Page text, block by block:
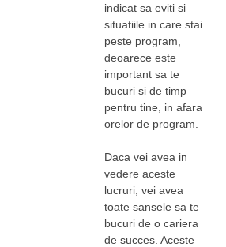
indicat sa eviti si
situatiile in care stai
peste program,
deoarece este
important sa te
bucuri si de timp
pentru tine, in afara
orelor de program.
Daca vei avea in
vedere aceste
lucruri, vei avea
toate sansele sa te
bucuri de o cariera
de succes. Aceste